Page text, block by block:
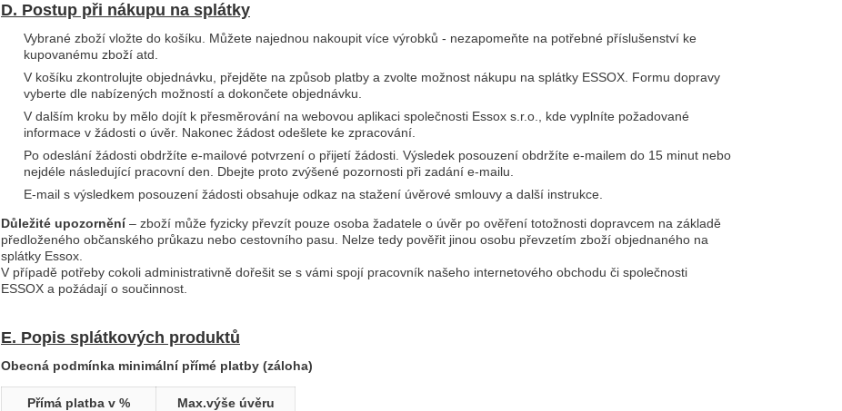
D. Postup při nákupu na splátky
Vybrané zboží vložte do košíku. Můžete najednou nakoupit více výrobků - nezapomeňte na potřebné příslušenství ke
kupovanému zboží atd.
V košíku zkontrolujte objednávku, přejděte na způsob platby a zvolte možnost nákupu na splátky ESSOX. Formu dopravy
vyberte dle nabízených možností a dokončete objednávku.
V dalším kroku by mělo dojít k přesměrování na webovou aplikaci společnosti Essox s.r.o., kde vyplníte požadované
informace v žádosti o úvěr. Nakonec žádost odešlete ke zpracování.
Po odeslání žádosti obdržíte e-mailové potvrzení o přijetí žádosti. Výsledek posouzení obdržíte e-mailem do 15 minut nebo
nejdéle následující pracovní den. Dbejte proto zvýšené pozornosti při zadání e-mailu.
E-mail s výsledkem posouzení žádosti obsahuje odkaz na stažení úvěrové smlouvy a další instrukce.
Důležité upozornění– zboží může fyzicky převzít pouze osoba žadatele o úvěr po ověření totožnosti dopravcem na základě
předloženého občanského průkazu nebo cestovního pasu. Nelze tedy pověřit jinou osobu převzetím zboží objednaného na
splátky Essox.
V případě potřeby cokoli administrativně dořešit se s vámi spojí pracovník našeho internetového obchodu či společnosti
ESSOX a požádají o součinnost.
E. Popis splátkových produktů
Obecná podmínka minimální přímé platby (záloha)
Přímá platba v % Max.výše úvěru